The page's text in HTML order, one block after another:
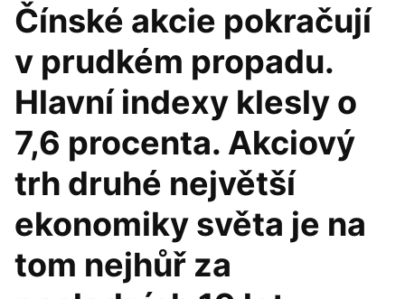
Čínské akcie pokračují
v prudkém propadu.
Hlavní indexy klesly o
7,6 procenta. Akciový
trh druhé největší
ekonomiky světa je na
tom nejhůř za